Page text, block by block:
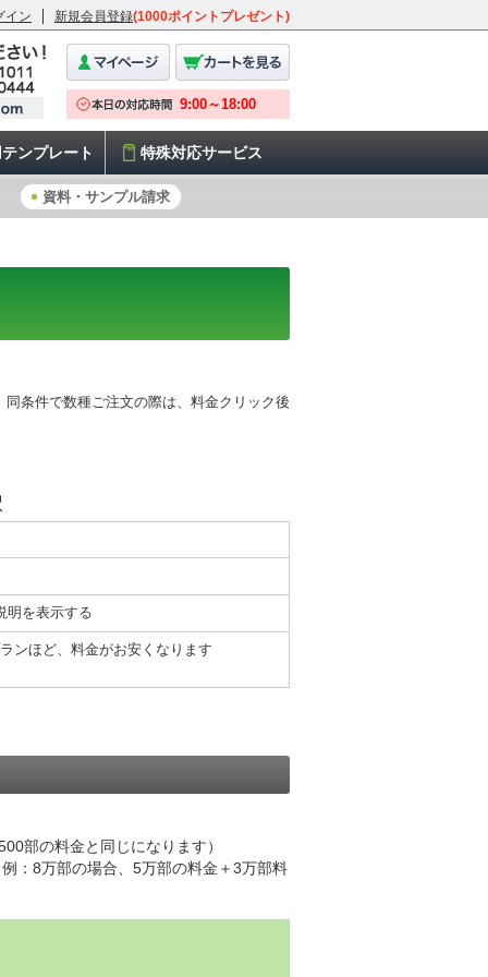
イン 新規会員登録(1000ポイントプレゼント)
ンプレート 特殊対応サービス
資料・サンプル請求
条件で数種ご注文の際は、料金クリック後
明を表示する
ンほど、料金がお安くなります
部の料金と同じになります）
：8万部の場合、5万部の料金＋3万部料